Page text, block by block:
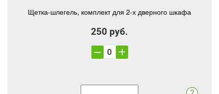
Щетка-шлегель, комплект для 2-х дверного шкафа
250 руб.